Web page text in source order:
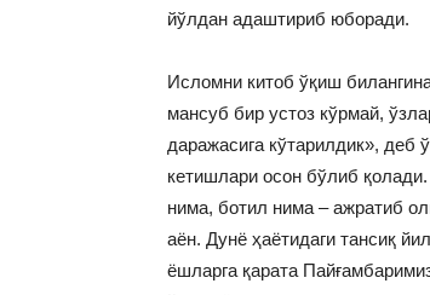
йўлдан адаштириб юборади.
Исломни китоб ўқиш
мансуб бир устоз кўрмай,
даражасига кўтарилдик», деб
кетишлари осон бўлиб
нима, ботил нима – ажратиб
аён. Дунё ҳаётидаги тансиқ
ёшларга қарата